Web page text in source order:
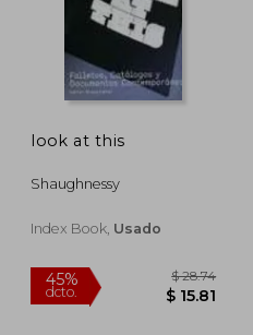
45%
look at this
Shaughnessy
Index Book, Usado